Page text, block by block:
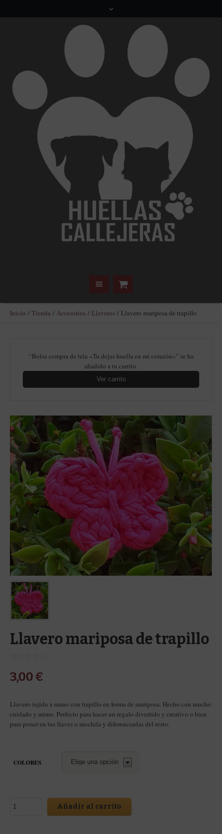
Inicio / Tienda / Accesorios / Llaveros / Llavero mariposa de trapillo
“Bolsa compra de tela «Tu dejas huella en mi corazón»” se ha
añadido a tu carrito.
Ver carrito
Llavero mariposa de trapillo
3,00 €
Llavero tejido a mano con trapillo en forma de mariposa. Hecho con mucho
cuidado y mimo. Perfecto para hacer un regalo divertido y creativo o bien
para poner en tus llaves o mochila y diferenciarlas del resto.
COLORES
Añadir al carrito